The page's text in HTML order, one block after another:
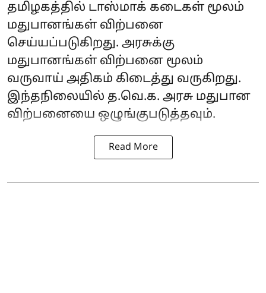
தமிழகத்தில் டாஸ்மாக் கடைகள் மூலம்
மதுபானங்கள் விற்பனை
செய்யப்படுகிறது. அரசுக்கு
மதுபானங்கள் விற்பனை மூலம்
வருவாய் அதிகம் கிடைத்து வருகிறது.
இந்தநிலையில் த.வெ.க. அரசு மதுபான
விற்பனையை ஒழுங்குபடுத்தவும்.
Read More